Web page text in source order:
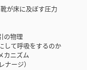
床に及ぼす圧力
の物理
て呼吸をするのか
ニズム
ージ）